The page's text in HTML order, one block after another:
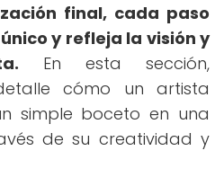
final, cada paso
y refleja la visión y
En esta sección,
cómo un artista
simple boceto en una
de su creatividad y